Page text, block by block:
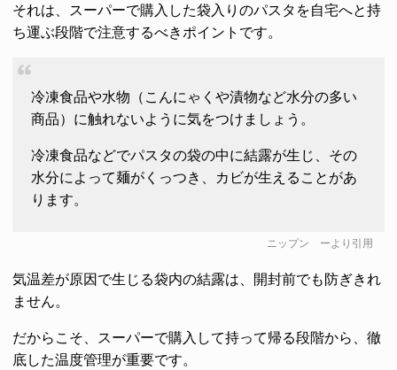
それは、スーパーで購入した袋入りのパスタを自宅へと持
ち運ぶ段階で注意するべきポイントです。
冷凍食品や水物（こんにゃくや漬物など水分の多い
商品）に触れないように気をつけましょう。
冷凍食品などでパスタの袋の中に結露が生じ、その
水分によって麺がくっつき、カビが生えることがあ
ります。
ニップン ーより引用
気温差が原因で生じる袋内の結露は、開封前でも防ぎきれ
ません。
だからこそ、スーパーで購入して持って帰る段階から、徹
底した温度管理が重要です。